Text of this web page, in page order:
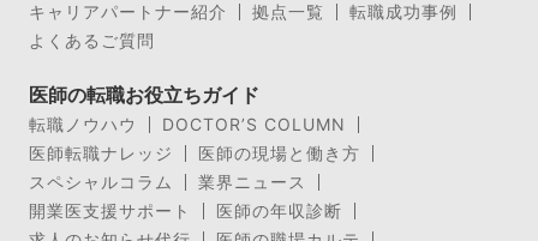
キャリアパートナー紹介
拠点一覧
転職成功事例
よくあるご質問
医師の転職お役立ちガイド
転職ノウハウ
DOCTOR’S COLUMN
医師転職ナレッジ
医師の現場と働き方
スペシャルコラム
業界ニュース
開業医支援サポート
医師の年収診断